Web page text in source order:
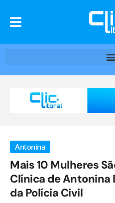
Antonina
Mais 10 Mulheres
Clínica de Antonina
da Polícia Civil